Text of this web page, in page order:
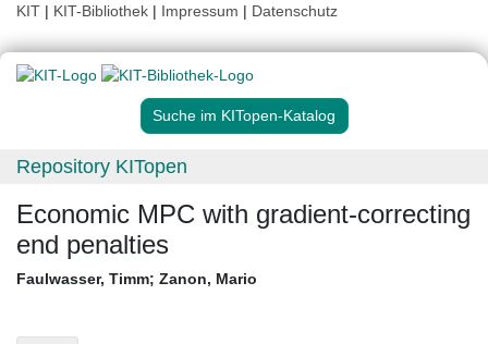
KIT | KIT-Bibliothek | Impressum | Datenschutz
Suche im KITopen-Katalog
Repository KITopen
Economic MPC with gradient-correcting
end penalties
Faulwasser, Timm; Zanon, Mario